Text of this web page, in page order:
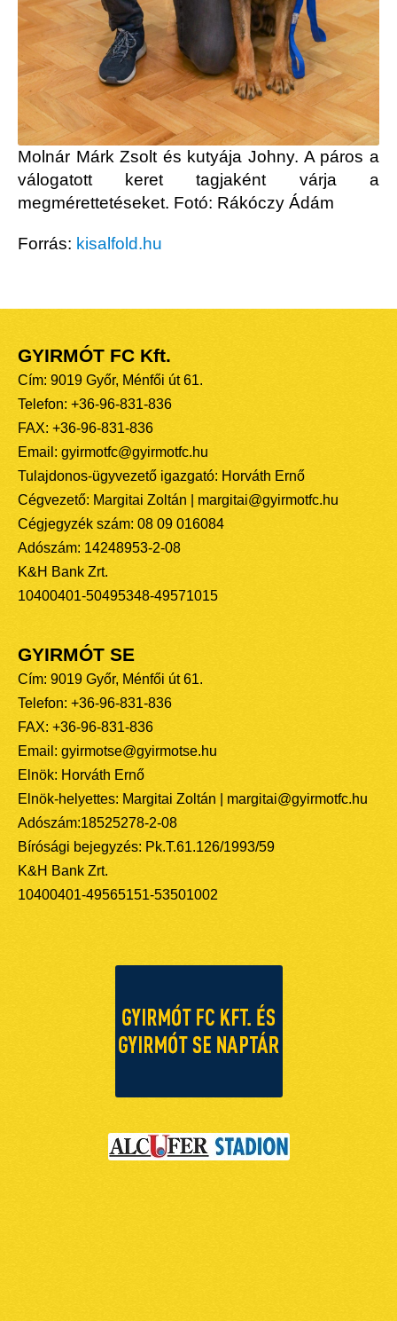
Molnár Márk Zsolt és kutyája Johny. A páros a
válogatott keret tagjaként várja a
megmérettetéseket. Fotó: Rákóczy Ádám
Forrás: kisalfold.hu
GYIRMÓT FC Kft.
Cím: 9019 Győr, Ménfői út 61.
Telefon: +36-96-831-836
FAX: +36-96-831-836
Email: gyirmotfc@gyirmotfc.hu
Tulajdonos-ügyvezető igazgató: Horváth Ernő
Cégvezető: Margitai Zoltán | margitai@gyirmotfc.hu
Cégjegyzék szám: 08 09 016084
Adószám: 14248953-2-08
K&H Bank Zrt.
10400401-50495348-49571015
GYIRMÓT SE
Cím: 9019 Győr, Ménfői út 61.
Telefon: +36-96-831-836
FAX: +36-96-831-836
Email: gyirmotse@gyirmotse.hu
Elnök: Horváth Ernő
Elnök-helyettes: Margitai Zoltán | margitai@gyirmotfc.hu
Adószám:18525278-2-08
Bírósági bejegyzés: Pk.T.61.126/1993/59
K&H Bank Zrt.
10400401-49565151-53501002